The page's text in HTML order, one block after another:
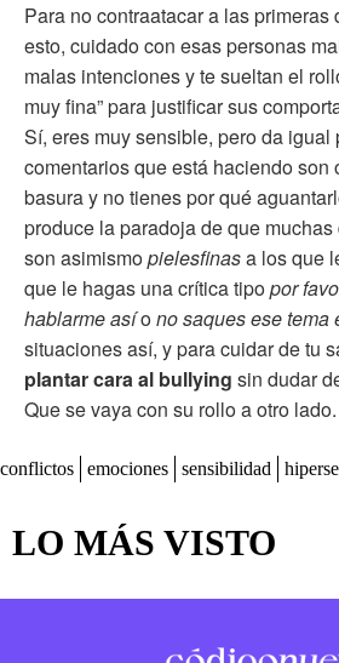
Para no contraatacar a las
esto, cuidado con esas personas
malas intenciones y te sueltan el
muy fina” para justificar sus
Sí, eres muy sensible, pero da igual
comentarios que está haciendo son
basura y no tienes por qué
produce la paradoja de que
son asimismopielesfinasa los que
que le hagas una crítica tipopor
hablarme asíono saques ese tema
situaciones así, y para cuidar de tu
plantar cara al bullying sin dudar
Que se vaya con su rollo a otro lado.
conflictos emociones sensibilidad
LO MÁS VISTO